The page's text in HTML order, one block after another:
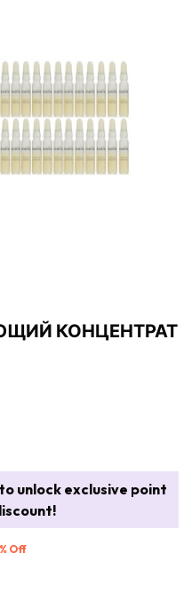
КОНЦЕНТРАТ
to unlock exclusive point
Off